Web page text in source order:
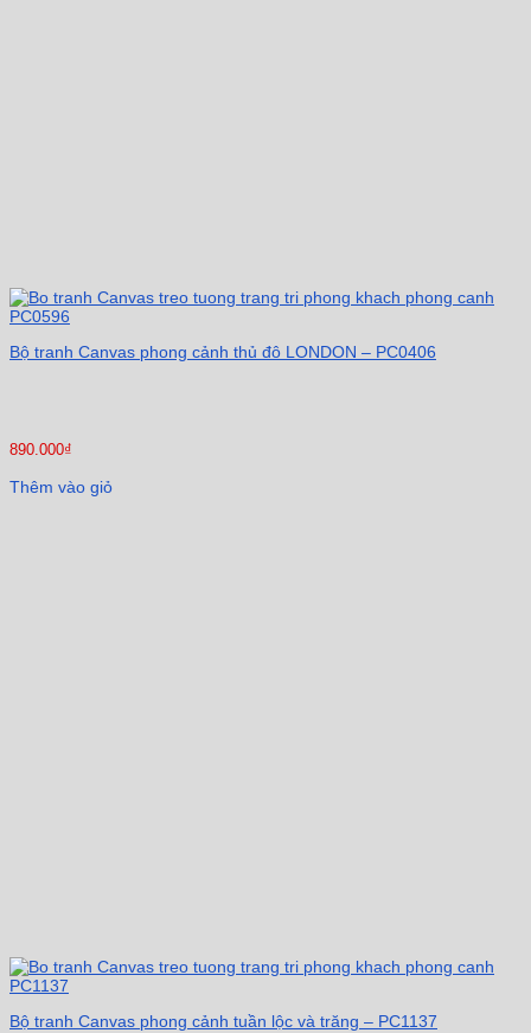
Bộ tranh Canvas phong cảnh thủ đô LONDON – PC0406
890.000₫
Thêm vào giỏ
Bộ tranh Canvas phong cảnh tuần lộc và trăng – PC1137